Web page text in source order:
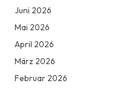
Juni 2026
Mai 2026
April 2026
März 2026
Februar 2026